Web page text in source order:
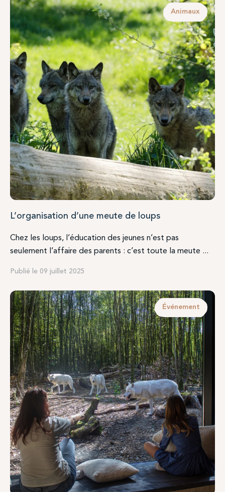
Animaux
L’organisation d’une meute de loups
Chez les loups, l’éducation des jeunes n’est pas
seulement l’affaire des parents : c’est toute la meute ...
Publié le 09 juillet 2025
Événement